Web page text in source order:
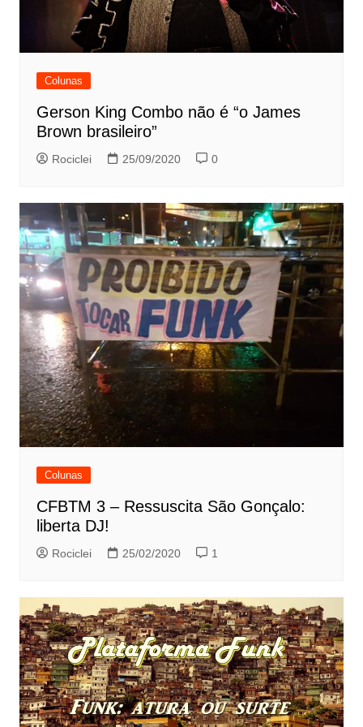
Colunas
Gerson King Combo não é “o James
Brown brasileiro”
Rociclei 25/09/2020 0
Colunas
CFBTM 3 – Ressuscita São Gonçalo:
liberta DJ!
Rociclei 25/02/2020 1